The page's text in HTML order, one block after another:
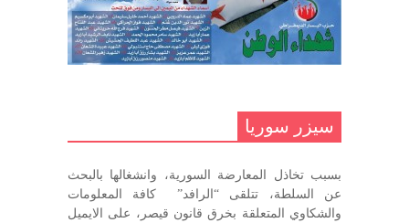
ما زلت خالدا في قلوبنا
في الذكرى السنوية لرحيل الرفيق منصور أتاسي أبو مطيع
رحمه الله. – عبد الله حاج محمد
سيزر سوريا
بسبب تخاذل المعارضة السورية، وانشغالها بالبحث
عن السلطة، تتلقى “الرافد” كافة المعلومات
والشكاوي المتعلقة بخرق قانون قيصر، على الايميل